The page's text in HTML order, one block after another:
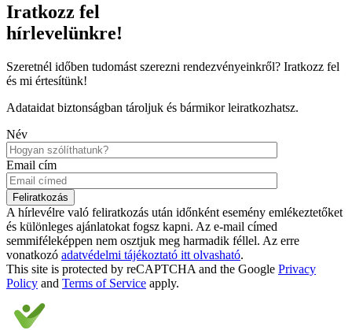
Iratkozz fel
hírlevelünkre!
Szeretnél időben tudomást szerezni rendezvényeinkről? Iratkozz fel
és mi értesítünk!
Adataidat biztonságban tároljuk és bármikor leiratkozhatsz.
Név
Email cím
A hírlevélre való feliratkozás után időnként esemény emlékeztetőket
és különleges ajánlatokat fogsz kapni. Az e-mail címed
semmiféleképpen nem osztjuk meg harmadik féllel. Az erre
vonatkozó adatvédelmi tájékoztató itt olvasható.
This site is protected by reCAPTCHA and the Google Privacy
Policy and Terms of Service apply.